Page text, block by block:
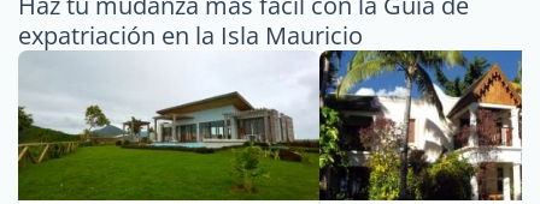
expatriación en la Isla Mauricio